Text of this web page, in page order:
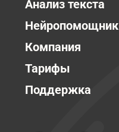
Анализ текста
Нейропомощник
Компания
Тарифы
Поддержка